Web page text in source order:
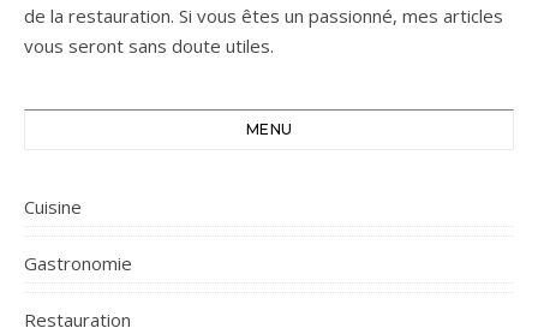
de la restauration. Si vous êtes un passionné, mes articles
vous seront sans doute utiles.
MENU
Cuisine
Gastronomie
Restauration